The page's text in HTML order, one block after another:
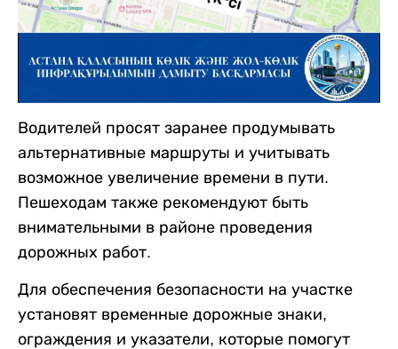
Водителей просят заранее продумывать
альтернативные маршруты и учитывать
возможное увеличение времени в пути.
Пешеходам также рекомендуют быть
внимательными в районе проведения
дорожных работ.
Для обеспечения безопасности на участке
установят временные дорожные знаки,
ограждения и указатели, которые помогут